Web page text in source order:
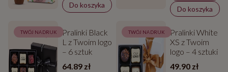
Do koszyka
Do koszyka
TWÓJ NADRUK
Pralinki Black
L z Twoim logo
– 6 sztuk
64.89 zł
TWÓJ NADRUK
Pralinki White
XS z Twoim
logo – 4 sztuki
49.90 zł